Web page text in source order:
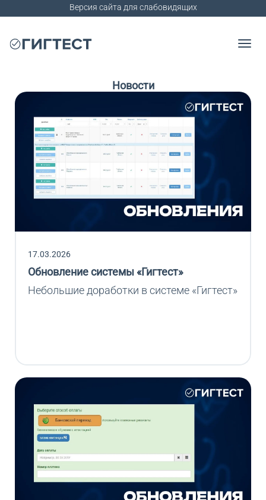
Версия сайта для слабовидящих
Новости
17.03.2026
Обновление системы «Гигтест»
Небольшие доработки в системе «Гигтест»